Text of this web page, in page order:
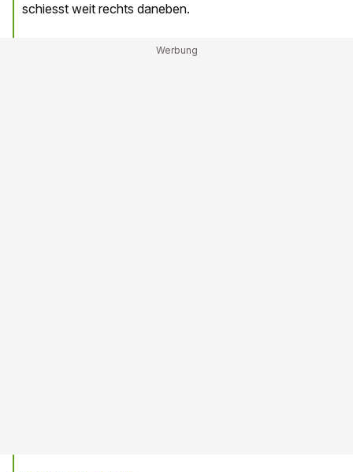
schiesst weit rechts daneben.